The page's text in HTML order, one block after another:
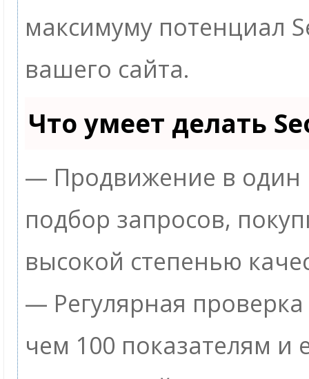
максимуму потенциал
вашего сайта.
Что умеет делать
— Продвижение в один
подбор запросов,
высокой степенью
— Регулярная
чем 100 показателям и